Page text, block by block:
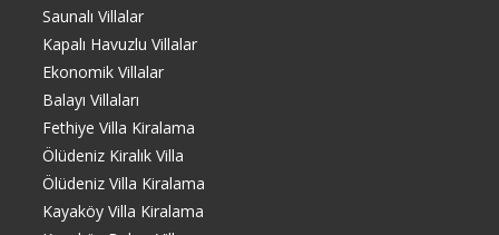
Saunalı Villalar
Kapalı Havuzlu Villalar
Ekonomik Villalar
Balayı Villaları
Fethiye Villa Kiralama
Ölüdeniz Kiralık Villa
Ölüdeniz Villa Kiralama
Kayaköy Villa Kiralama